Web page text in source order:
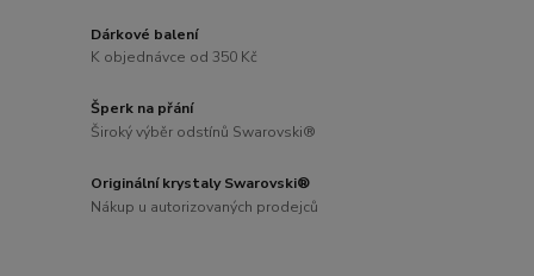
Dárkové balení
K objednávce od 350 Kč
Šperk na přání
Široký výběr odstínů Swarovski®
Originální krystaly Swarovski®
Nákup u autorizovaných prodejců